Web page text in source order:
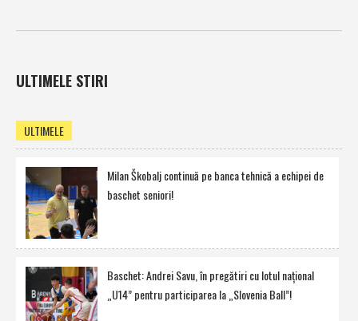
ULTIMELE STIRI
ULTIMELE
Milan Škobalj continuă pe banca tehnică a echipei de
baschet seniori!
Baschet: Andrei Savu, în pregătiri cu lotul naţional
„U14” pentru participarea la „Slovenia Ball”!